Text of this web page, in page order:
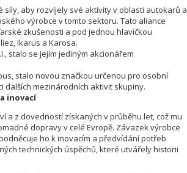
síly, aby rozvíjely své aktivity v oblasti autokarů a
výrobce v tomto sektoru. Tato aliance
zkušenosti a pod jednou hlavičkou
Ikarus a Karosa.
stalo se jejím jediným akcionářem
stalo novou značkou určenou pro osobní
dalších mezinárodních aktivit skupiny.
inovací
a z dovedností získaných v průběhu let, což mu
dopravy v celé Evropě. Závazek výrobce
ho k inovacím a předvídání potřeb
technických úspěchů, které utvářely historii